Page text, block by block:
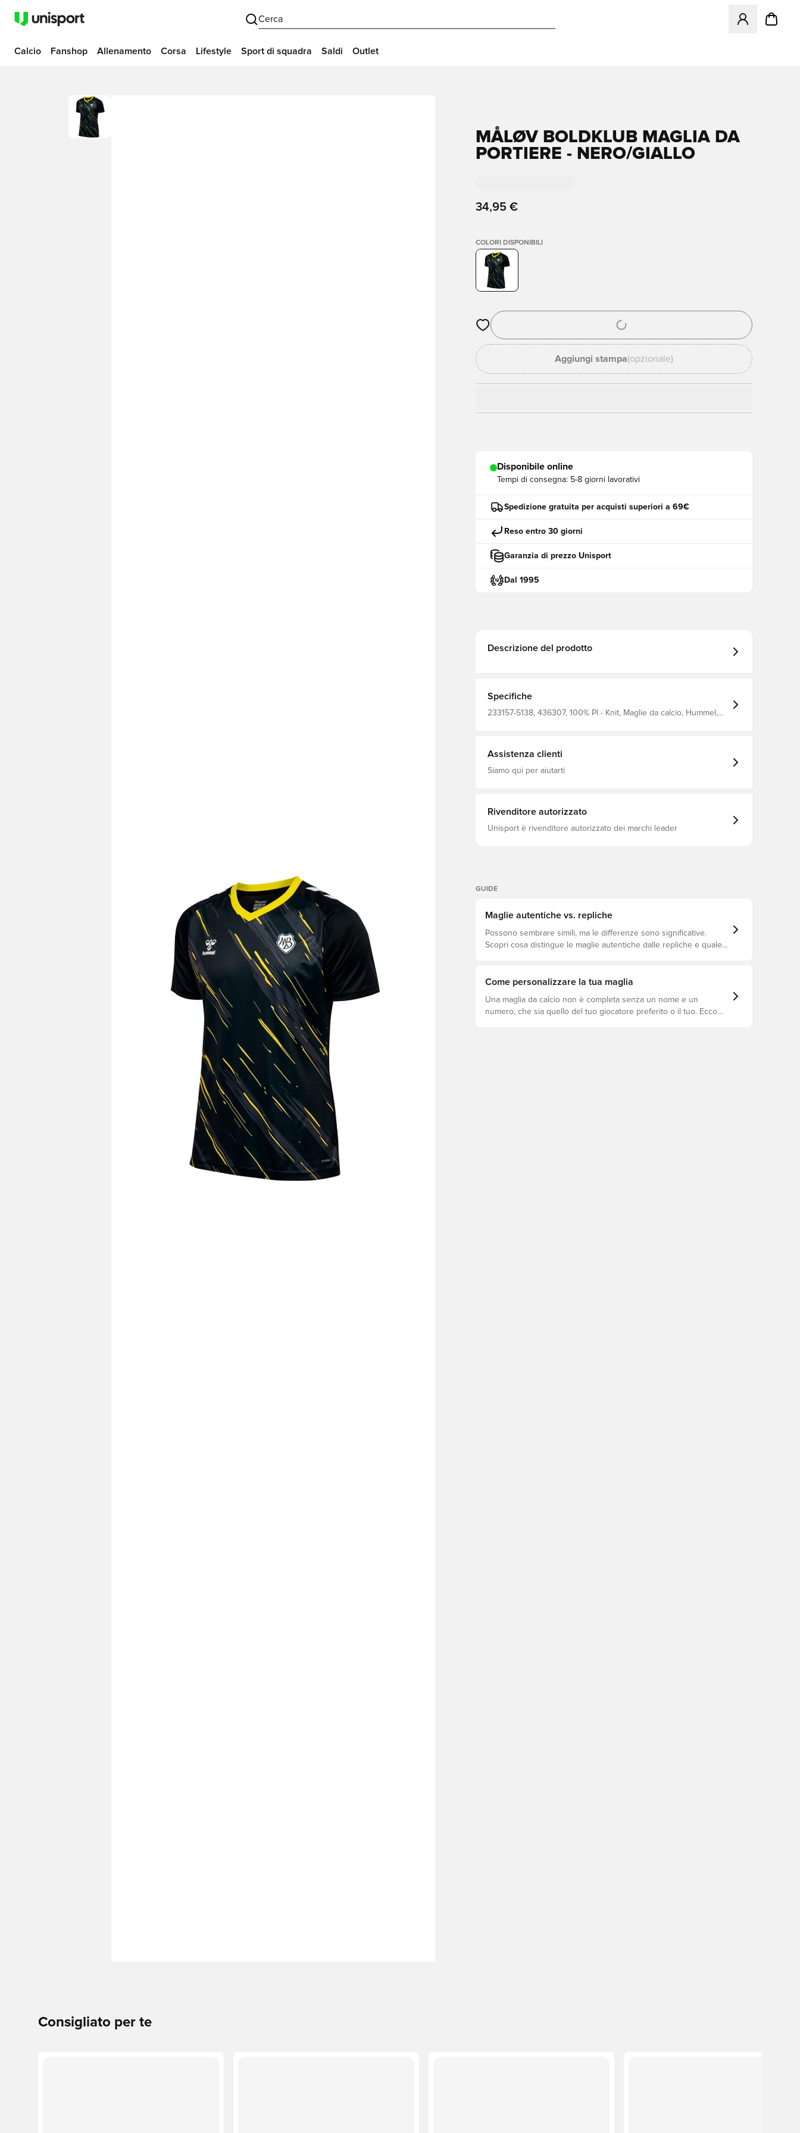
Cerca
Apre una
Calcio Fanshop Allenamento Corsa Lifestyle Sport di squadra Saldi Outlet
MÅLØV BOLDKLUB MAGLIA DA
PORTIERE - NERO/GIALLO
34,95 €
COLORI DISPONIBILI
Apre una finestra modale per accedere o registrarsi come membro
Aggiungi stampa(opzionale)
Disponibile online
Tempi di consegna: 5-8 giorni lavorativi
Spedizione gratuita per acquisti superiori a 69€
Reso entro 30 giorni
Garanzia di prezzo Unisport
Dal 1995
Descrizione del prodotto
Specifiche
233157-5138, 436307, 100% Pl - Knit, Maglie da calcio, Hummel,
Assistenza clienti
Siamo qui per aiutarti
Rivenditore autorizzato
Unisport è rivenditore autorizzato dei marchi leader
GUIDE
Maglie autentiche vs. repliche
Possono sembrare simili, ma le differenze sono significative.
Scopri cosa distingue le maglie autentiche dalle repliche e quale
Come personalizzare la tua maglia
Una maglia da calcio non è completa senza un nome e un
numero, che sia quello del tuo giocatore preferito o il tuo. Ecco
Consigliato per te